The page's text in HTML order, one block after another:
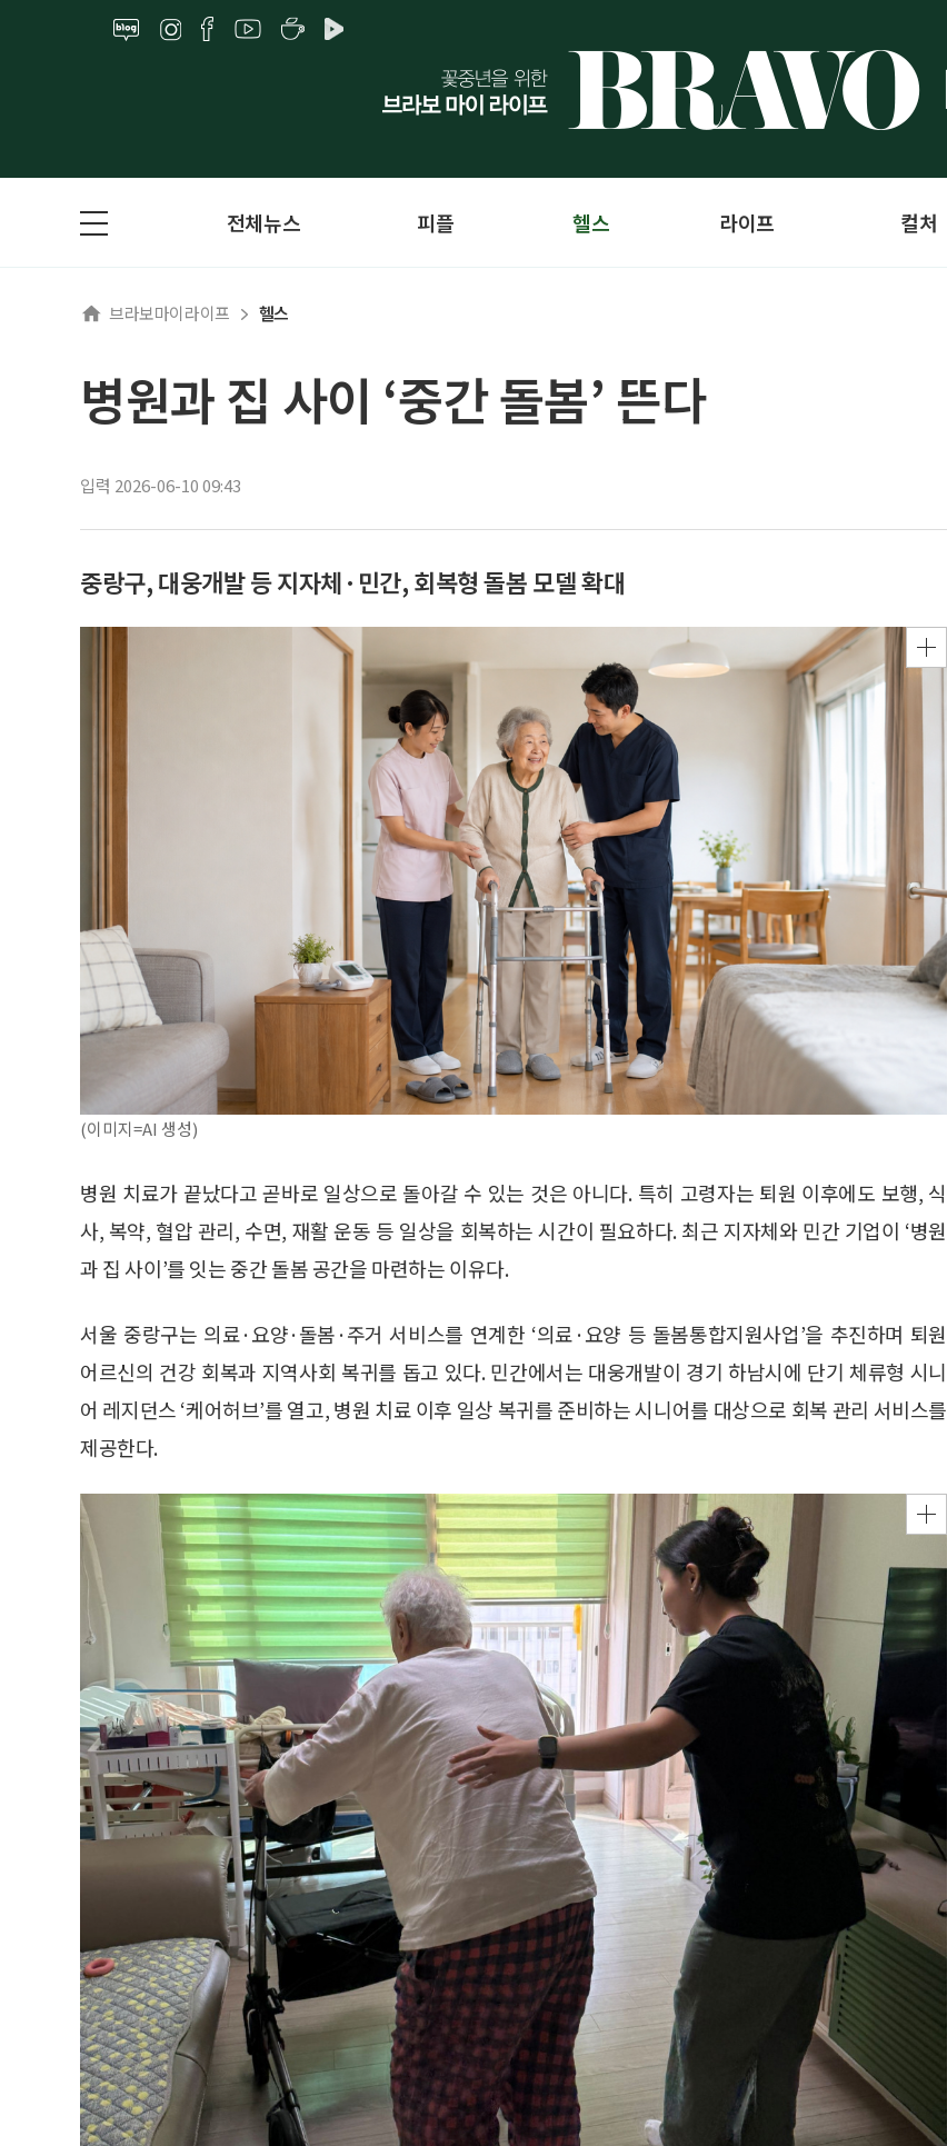
전체뉴스 피플 헬스 라이프 컬처
브라보마이라이프 헬스
병원과 집 사이 ‘중간 돌봄’ 뜬다
입력 2026-06-10 09:43
중랑구, 대웅개발 등 지자체·민간, 회복형 돌봄 모델 확대
(이미지=AI 생성)
병원 치료가 끝났다고 곧바로 일상으로 돌아갈 수 있는 것은 아니다. 특히 고령자는 퇴원 이후에도 보행, 식
사, 복약, 혈압 관리, 수면, 재활 운동 등 일상을 회복하는 시간이 필요하다. 최근 지자체와 민간 기업이 ‘병원
과 집 사이’를 잇는 중간 돌봄 공간을 마련하는 이유다.
서울 중랑구는 의료·요양·돌봄·주거 서비스를 연계한 ‘의료·요양 등 돌봄통합지원사업’을 추진하며 퇴원
어르신의 건강 회복과 지역사회 복귀를 돕고 있다. 민간에서는 대웅개발이 경기 하남시에 단기 체류형 시니
어 레지던스 ‘케어허브’를 열고, 병원 치료 이후 일상 복귀를 준비하는 시니어를 대상으로 회복 관리 서비스를
제공한다.